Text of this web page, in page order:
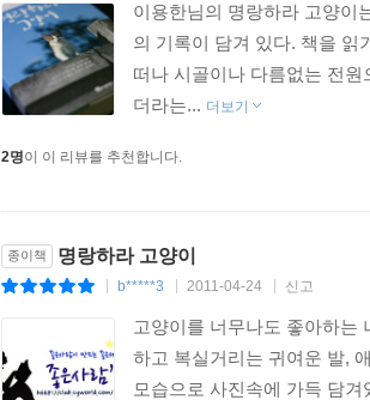
이용한님의 명랑하라 고양이
의 기록이 담겨 있다. 책을 읽
떠나 시골이나 다름없는 전
더라는... 더보기
2명이 이 리뷰를 추천합니다.
종이책 명랑하라 고양이
b*****3 2011-04-24 신고
고양이를 너무나도 좋아하는
하고 복실거리는 귀여운 발,
모습으로 사진속에 가득 담